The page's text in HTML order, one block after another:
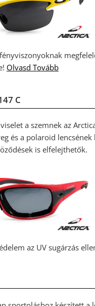
Olvasd Tovább
C
a szemnek az
és a polaroid lencsének
is elfelejthetők.
az UV sugárzás